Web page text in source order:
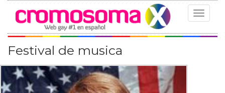
Toggle
Festival de musica